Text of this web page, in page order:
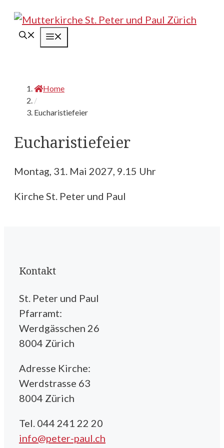
Springe
Inhalt
Home
/
Eucharistiefeier
Eucharistiefeier
Montag, 31. Mai 2027, 9.15 Uhr
Kirche St. Peter und Paul
Kontakt
St. Peter und Paul
Pfarramt:
Werdgässchen 26
8004 Zürich
Adresse Kirche:
Werdstrasse 63
8004 Zürich
Tel. 044 241 22 20
info@peter-paul.ch